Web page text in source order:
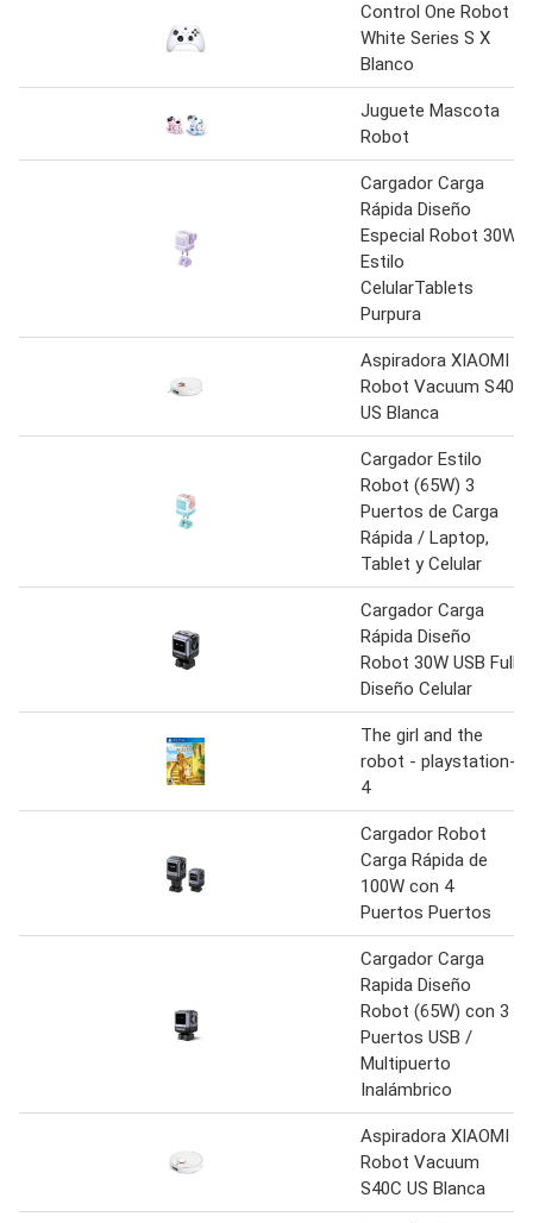
Control One Robot
White Series S X
Blanco
Juguete Mascota
Robot
Cargador Carga
Rápida Diseño
Especial Robot 30W
Estilo
CelularTablets
Purpura
Aspiradora XIAOMI
Robot Vacuum S40
US Blanca
Cargador Estilo
Robot (65W) 3
Puertos de Carga
Rápida / Laptop,
Tablet y Celular
Cargador Carga
Rápida Diseño
Robot 30W USB Full
Diseño Celular
The girl and the
robot - playstation-
4
Cargador Robot
Carga Rápida de
100W con 4
Puertos Puertos
Cargador Carga
Rapida Diseño
Robot (65W) con 3
Puertos USB /
Multipuerto
Inalámbrico
Aspiradora XIAOMI
Robot Vacuum
S40C US Blanca